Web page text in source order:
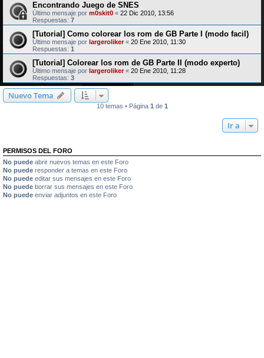
Encontrando Juego de SNES
Último mensaje por m0skit0 « 22 Dic 2010, 13:56
Respuestas: 7
[Tutorial] Como colorear los rom de GB Parte I (modo facil)
Último mensaje por largeroliker« 20 Ene 2010, 11:30
Respuestas: 1
[Tutorial] Colorear los rom de GB Parte II (modo experto)
Último mensaje por largeroliker« 20 Ene 2010, 11:28
Respuestas: 3
Nuevo Tema
10 temas • Página 1 de 1
Ir a
PERMISOS DEL FORO
No puede abrir nuevos temas en este Foro
No puede responder a temas en este Foro
No puede editar sus mensajes en este Foro
No puede borrar sus mensajes en este Foro
No puede enviar adjuntos en este Foro